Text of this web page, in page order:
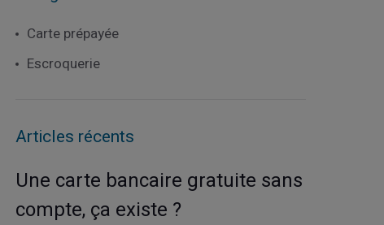
Carte prépayée
Escroquerie
Articles récents
Une carte bancaire gratuite sans
compte, ça existe ?